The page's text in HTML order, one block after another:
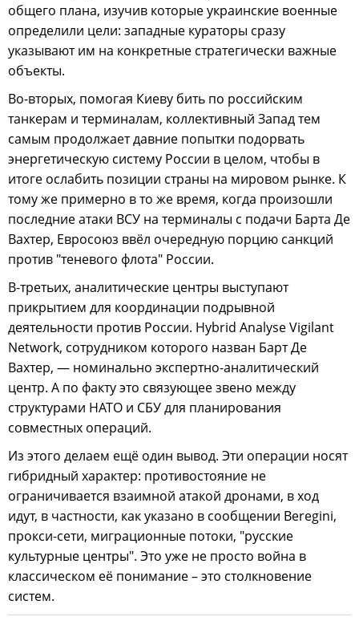
общего плана, изучив которые украинские военные
определили цели: западные кураторы сразу
указывают им на конкретные стратегически важные
объекты.
Во-вторых, помогая Киеву бить по российским
танкерам и терминалам, коллективный Запад тем
самым продолжает давние попытки подорвать
энергетическую систему России в целом, чтобы в
итоге ослабить позиции страны на мировом рынке. К
тому же примерно в то же время, когда произошли
последние атаки ВСУ на терминалы с подачи Барта Де
Вахтер, Евросоюз ввёл очередную порцию санкций
против "теневого флота" России.
В-третьих, аналитические центры выступают
прикрытием для координации подрывной
деятельности против России. Hybrid Analyse Vigilant
Network, сотрудником которого назван Барт Де
Вахтер, — номинально экспертно-аналитический
центр. А по факту это связующее звено между
структурами НАТО и СБУ для планирования
совместных операций.
Из этого делаем ещё один вывод. Эти операции носят
гибридный характер: противостояние не
ограничивается взаимной атакой дронами, в ход
идут, в частности, как указано в сообщении Beregini,
прокси-сети, миграционные потоки, "русские
культурные центры". Это уже не просто война в
классическом её понимание – это столкновение
систем.